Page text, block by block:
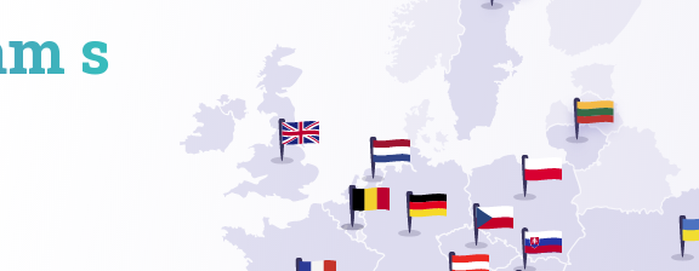
s